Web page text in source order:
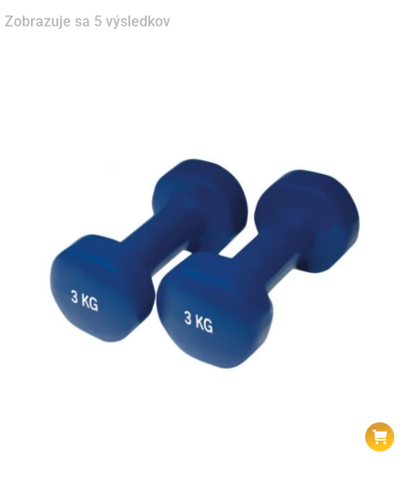
Zobrazuje sa 5 výsledkov